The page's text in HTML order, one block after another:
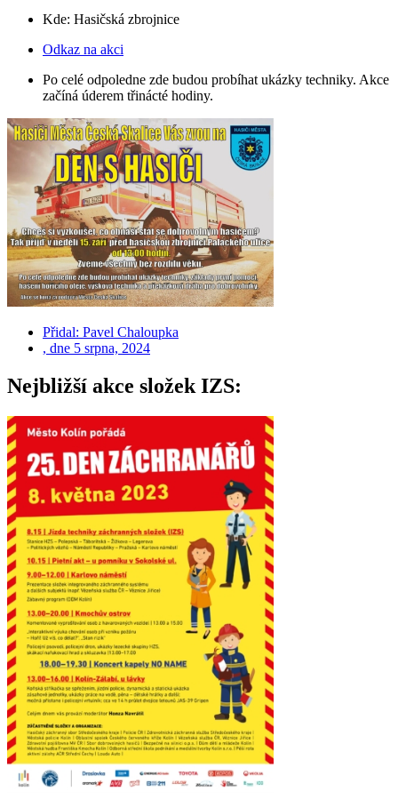
Kde: Hasičská zbrojnice
Odkaz na akci
Po celé odpoledne zde budou probíhat ukázky techniky. Akce
začíná úderem třinácté hodiny.
Přidal: Pavel Chaloupka
, dne 5 srpna, 2024
Nejbližší akce složek IZS: